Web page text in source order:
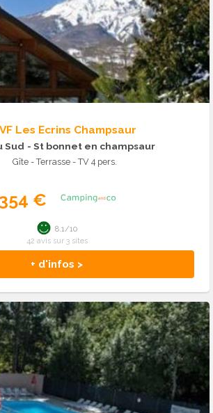
Les Ecrins Champsaur
Sud - St bonnet en champsaur
Gîte - Terrasse - TV 4 pers.
354 €
+ d'infos >
8.1/10
42 avis sur 3 sites